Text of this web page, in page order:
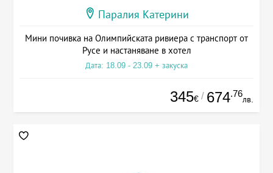
Паралия Катерини
Мини почивка на Олимпийската ривиера с транспорт от
Русе и настаняване в хотел
Дата: 18.09 - 23.09 + закуска
345€ / 674.76
лв.